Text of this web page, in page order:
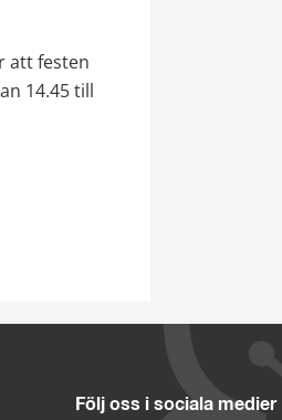
att festen
14.45 till
Följ oss i sociala medier